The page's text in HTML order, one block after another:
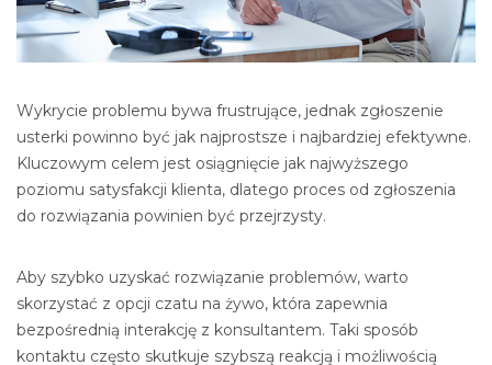
Wykrycie problemu bywa frustrujące, jednak zgłoszenie
usterki powinno być jak najprostsze i najbardziej efektywne.
Kluczowym celem jest osiągnięcie jak najwyższego
poziomu satysfakcji klienta, dlatego proces od zgłoszenia
do rozwiązania powinien być przejrzysty.
Aby szybko uzyskać rozwiązanie problemów, warto
skorzystać z opcji czatu na żywo, która zapewnia
bezpośrednią interakcję z konsultantem. Taki sposób
kontaktu często skutkuje szybszą reakcją i możliwością